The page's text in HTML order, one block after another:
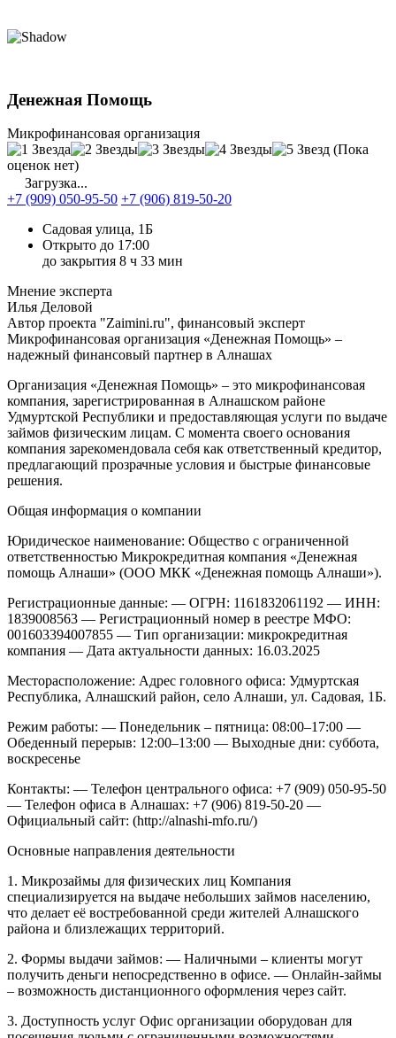
Денежная Помощь
Микрофинансовая организация
(Пока
оценок нет)
Загрузка...
+7 (909) 050-95-50 +7 (906) 819-50-20
Садовая улица, 1Б
Открыто до 17:00
до закрытия 8 ч 33 мин
Мнение эксперта
Илья Деловой
Автор проекта "Zaimini.ru", финансовый эксперт
Микрофинансовая организация «Денежная Помощь» –
надежный финансовый партнер в Алнашах
Организация «Денежная Помощь» – это микрофинансовая
компания, зарегистрированная в Алнашском районе
Удмуртской Республики и предоставляющая услуги по выдаче
займов физическим лицам. С момента своего основания
компания зарекомендовала себя как ответственный кредитор,
предлагающий прозрачные условия и быстрые финансовые
решения.
Общая информация о компании
Юридическое наименование: Общество с ограниченной
ответственностью Микрокредитная компания «Денежная
помощь Алнаши» (ООО МКК «Денежная помощь Алнаши»).
Регистрационные данные: — ОГРН: 1161832061192 — ИНН:
1839008563 — Регистрационный номер в реестре МФО:
001603394007855 — Тип организации: микрокредитная
компания — Дата актуальности данных: 16.03.2025
Месторасположение: Адрес головного офиса: Удмуртская
Республика, Алнашский район, село Алнаши, ул. Садовая, 1Б.
Режим работы: — Понедельник – пятница: 08:00–17:00 —
Обеденный перерыв: 12:00–13:00 — Выходные дни: суббота,
воскресенье
Контакты: — Телефон центрального офиса: +7 (909) 050-95-50
— Телефон офиса в Алнашах: +7 (906) 819-50-20 —
Официальный сайт: (http://alnashi-mfo.ru/)
Основные направления деятельности
1. Микрозаймы для физических лиц Компания
специализируется на выдаче небольших займов населению,
что делает её востребованной среди жителей Алнашского
района и близлежащих территорий.
2. Формы выдачи займов: — Наличными – клиенты могут
получить деньги непосредственно в офисе. — Онлайн-займы
– возможность дистанционного оформления через сайт.
3. Доступность услуг Офис организации оборудован для